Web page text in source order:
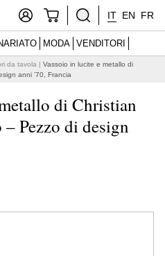
IT EN FR
MODA VENDITORI
da tavola | Vassoio in lucite e metallo di
anni ’70, Francia
di Christian
Pezzo di design